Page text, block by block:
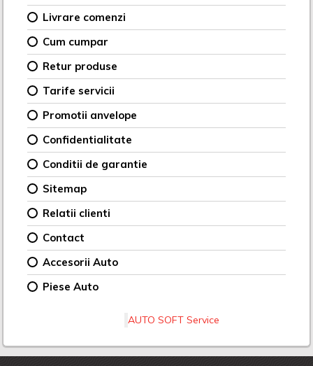
Livrare comenzi
Cum cumpar
Retur produse
Tarife servicii
Promotii anvelope
Confidentialitate
Conditii de garantie
Sitemap
Relatii clienti
Contact
Accesorii Auto
Piese Auto
AUTO SOFT Service